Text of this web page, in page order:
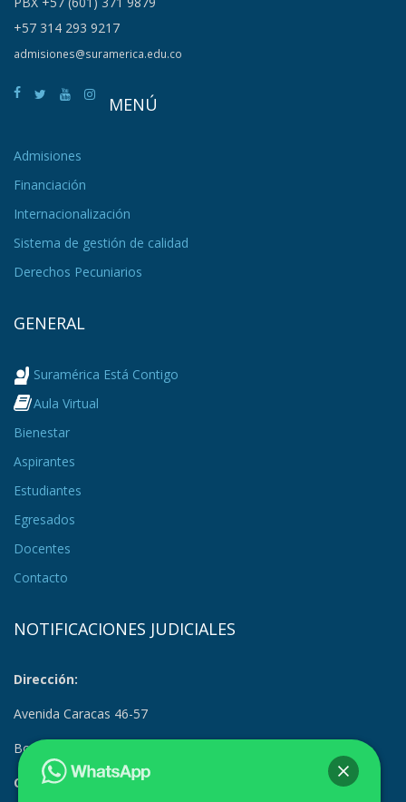
+57 314 293 9217
admisiones@suramerica.edu.co
MENÚ
Admisiones
Financiación
Internacionalización
Sistema de gestión de calidad
Derechos Pecuniarios
GENERAL
Suramérica Está Contigo
Aula Virtual
Bienestar
Aspirantes
Estudiantes
Egresados
Docentes
Contacto
NOTIFICACIONES JUDICIALES
Dirección:
Avenida Caracas 46-57
Bogotá, Colombia
Correo Electrónico: